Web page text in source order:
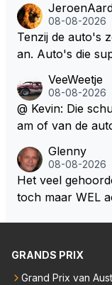
en zullen ben ik
en. Mocht het
guit 5 jaar maar
em meer plezier
08-08-2026
Tenzij de auto's
an. Auto's die supersnel zijn en waarbij inhalen en v
ronkende
mogelijkheden.
nnen en jongens
uden dan dat hij op
zijn talenten en
eft daar enorm
VeeWeetje
08-08-2026
@ Kevin: Die
am of van de
ert nu de
gezegd snap ik
Glenny
08-08-2026
Het veel
toch maar WEL
rijden de teams
GRANDS PRIX
Grand Prix van